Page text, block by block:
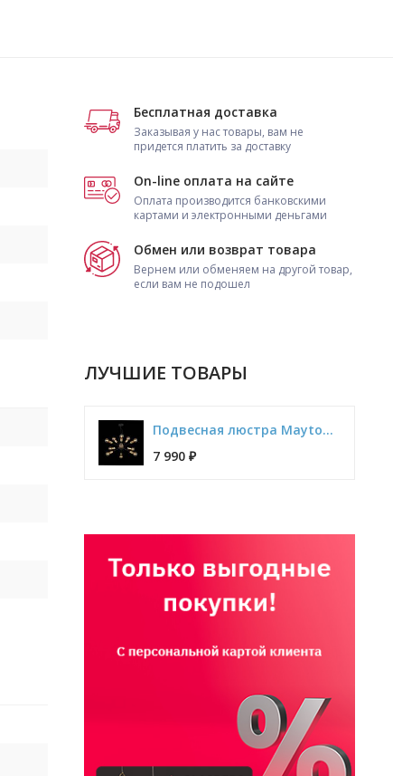
Бесплатная доставка
Заказывая у нас товары, вам не
придется платить за доставку
On-line оплата на сайте
Оплата производится банковскими
картами и электронными деньгами
Обмен или возврат товара
Вернем или обменяем на другой товар,
если вам не подошел
ЛУЧШИЕ ТОВАРЫ
Подвесная люстра Maytoni Jackson T546PL-12B
7 990 ₽